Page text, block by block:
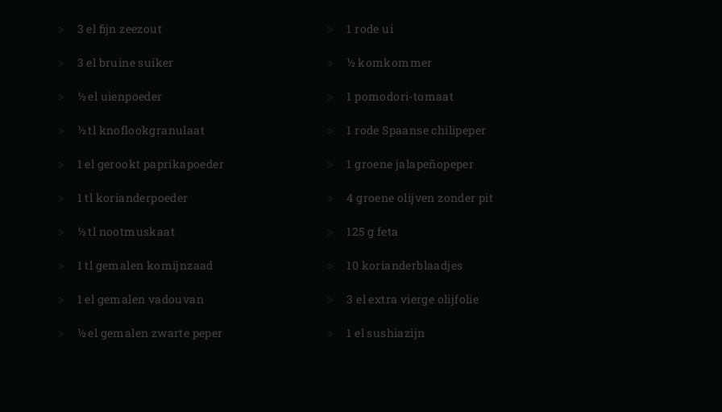
3 el fijn zeezout
3 el bruine suiker
½ el uienpoeder
½ tl knoflookgranulaat
1 el gerookt paprikapoeder
1 tl korianderpoeder
½ tl nootmuskaat
1 tl gemalen komijnzaad
1 el gemalen vadouvan
½ el gemalen zwarte peper
1 rode ui
½ komkommer
1 pomodori-tomaat
1 rode Spaanse chilipeper
1 groene jalapeñopeper
4 groene olijven zonder pit
125 g feta
10 korianderblaadjes
3 el extra vierge olijfolie
1 el sushiazijn